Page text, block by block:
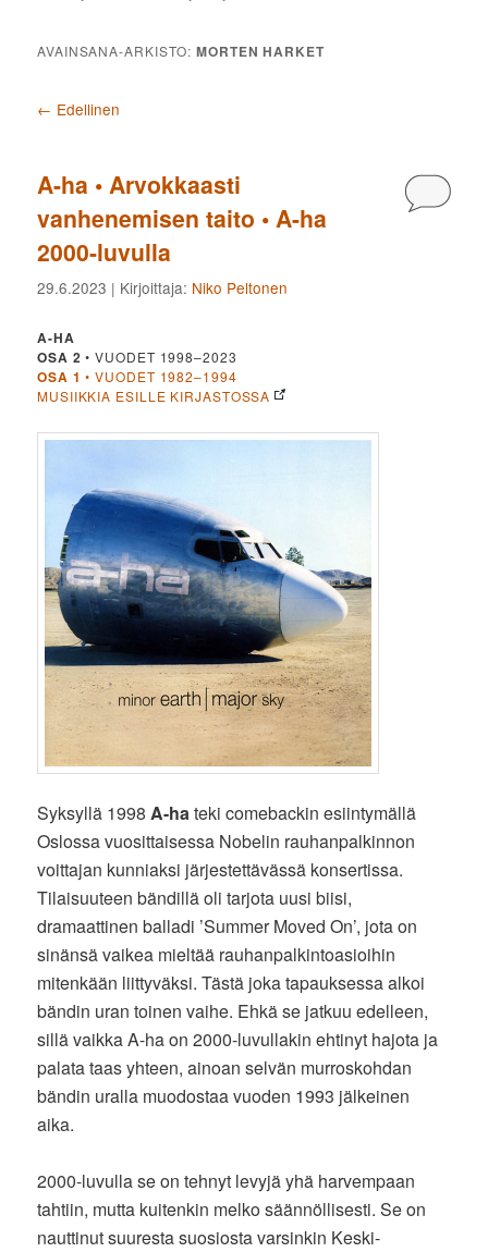
AVAINSANA-ARKISTO:MORTEN HARKET
Artikkelien selaus
← Edellinen
A-ha • Arvokkaasti
vanhenemisen taito • A-ha
2000-luvulla
29.6.2023 | Kirjoittaja: Niko Peltonen
A-HA
OSA 2 • VUODET 1998–2023
OSA 1 • VUODET 1982–1994
MUSIIKKIA ESILLE KIRJASTOSSA
Syksyllä 1998A-hateki comebackin esiintymällä
Oslossa vuosittaisessa Nobelin rauhanpalkinnon
voittajan kunniaksi järjestettävässä konsertissa.
Tilaisuuteen bändillä oli tarjota uusi biisi,
dramaattinen balladi ’Summer Moved On’, jota on
sinänsä vaikea mieltää rauhanpalkintoasioihin
mitenkään liittyväksi. Tästä joka tapauksessa alkoi
bändin uran toinen vaihe. Ehkä se jatkuu edelleen,
sillä vaikka A-ha on 2000-luvullakin ehtinyt hajota ja
palata taas yhteen, ainoan selvän murroskohdan
bändin uralla muodostaa vuoden 1993 jälkeinen
aika.
2000-luvulla se on tehnyt levyjä yhä harvempaan
tahtiin, mutta kuitenkin melko säännöllisesti. Se on
nauttinut suuresta suosiosta varsinkin Keski-